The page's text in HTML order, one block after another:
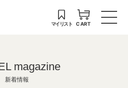
マイリスト CART
magazine
新着情報